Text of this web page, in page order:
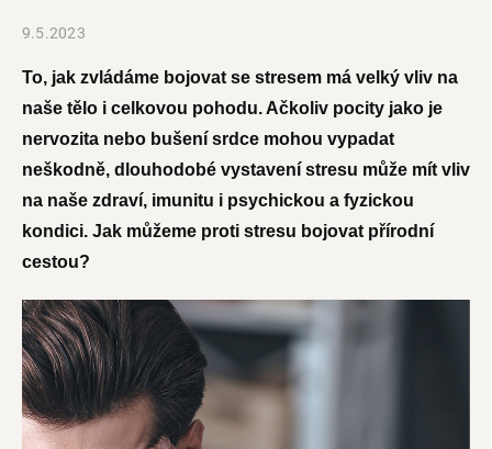
9.5.2023
To, jak zvládáme bojovat se stresem má velký vliv na
naše tělo i celkovou pohodu. Ačkoliv pocity jako je
nervozita nebo bušení srdce mohou vypadat
neškodně, dlouhodobé vystavení stresu může mít vliv
na naše zdraví, imunitu i psychickou a fyzickou
kondici. Jak můžeme proti stresu bojovat přírodní
cestou?